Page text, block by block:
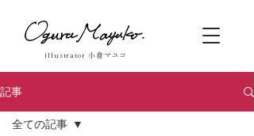
illustrator 小倉マユコ
記事
全ての記事